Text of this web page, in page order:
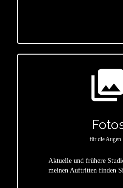
für die Augen
Aktuelle und frühere
meinen Auftritten finden